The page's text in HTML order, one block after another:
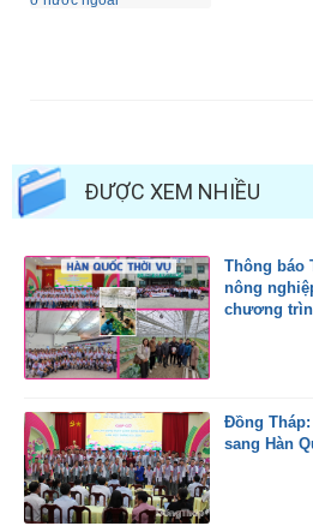
ĐƯỢC XEM NHIỀU
Thông báo
nông
chương
Đồng
sang Hàn